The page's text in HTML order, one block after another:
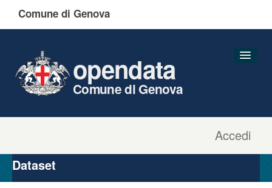
Comune di Genova
Accedi
opendata
Comune di Genova
Organizzazioni
Gruppi
Dataset